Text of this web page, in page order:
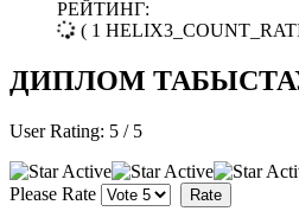
РЕЙТИНГ:
( 1
ДИПЛОМ
User Rating: 5 / 5
Please Rate